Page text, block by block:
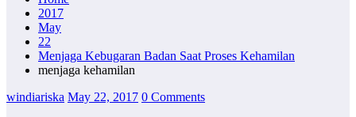
2017
May
22
Menjaga Kebugaran Badan Saat Proses Kehamilan
menjaga kehamilan
windiariska May 22, 2017 0 Comments